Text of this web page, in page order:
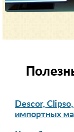
Descor,
импортных